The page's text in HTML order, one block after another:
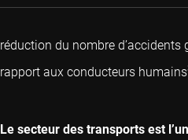
réduction du nombre
rapport aux conducteurs humains
Le secteur des transports est